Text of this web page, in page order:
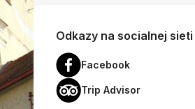
Odkazy na socialnej sieti
Facebook
Trip Advisor